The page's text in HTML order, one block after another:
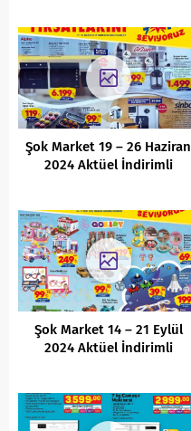
Şok Market 19 – 26 Haziran
2024 Aktüel İndirimli
Şok Market 14 – 21 Eylül
2024 Aktüel İndirimli